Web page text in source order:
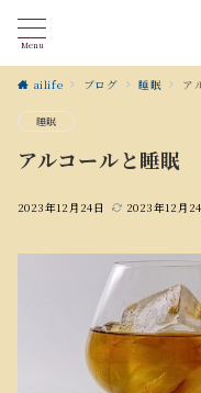
Menu
ailife ブログ 睡眠 ア
睡眠
アルコールと睡眠
2023年12月24日 2023年12月